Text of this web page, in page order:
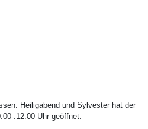
Heiligabend und Sylvester hat der
.12.00 Uhr geöffnet.